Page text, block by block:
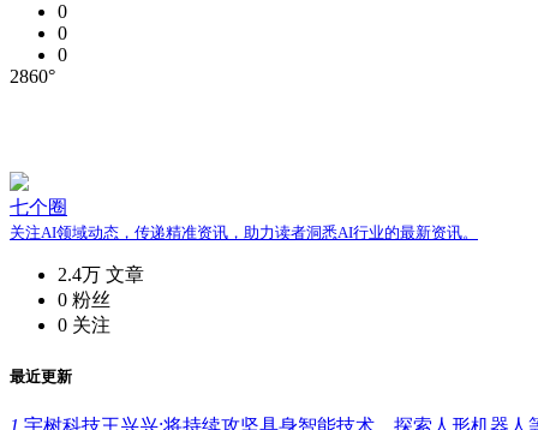
0
0
0
2860°
七个圈
关注AI领域动态，传递精准资讯，助力读者洞悉AI行业的最新资讯。
2.4万 文章
0 粉丝
0 关注
最近更新
1. 宇树科技王兴兴:将持续攻坚具身智能技术，探索人形机器人